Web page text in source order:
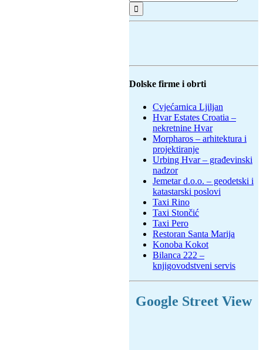
Dolske firme i obrti
Cvjećarnica Ljiljan
Hvar Estates Croatia –
nekretnine Hvar
Morpharos – arhitektura i
projektiranje
Urbing Hvar – građevinski
nadzor
Jemetar d.o.o. – geodetski i
katastarski poslovi
Taxi Rino
Taxi Stončić
Taxi Pero
Restoran Santa Marija
Konoba Kokot
Bilanca 222 –
knjigovodstveni servis
Google Street View